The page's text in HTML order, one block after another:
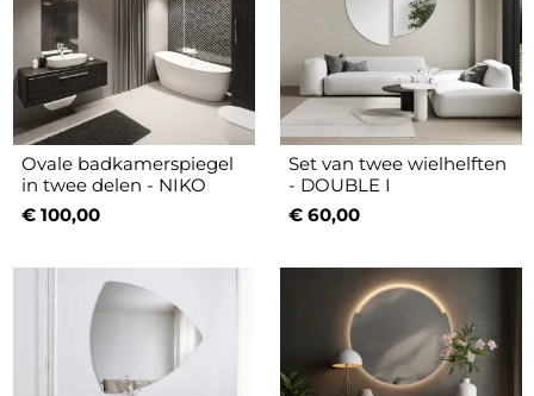
Ovale badkamerspiegel
in twee delen - NIKO
€ 100,00
Set van twee wielhelften
- DOUBLE I
€ 60,00